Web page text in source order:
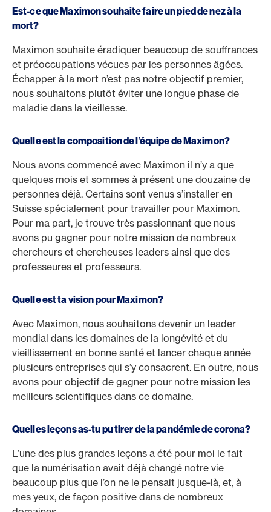
Est-ce que Maximon souhaite faire un pied de nez à la
mort?
Maximon souhaite éradiquer beaucoup de souffrances
et préoccupations vécues par les personnes âgées.
Échapper à la mort n’est pas notre objectif premier,
nous souhaitons plutôt éviter une longue phase de
maladie dans la vieillesse.
Quelle est la composition de l’équipe de Maximon?
Nous avons commencé avec Maximon il n’y a que
quelques mois et sommes à présent une douzaine de
personnes déjà. Certains sont venus s’installer en
Suisse spécialement pour travailler pour Maximon.
Pour ma part, je trouve très passionnant que nous
avons pu gagner pour notre mission de nombreux
chercheurs et chercheuses leaders ainsi que des
professeures et professeurs.
Quelle est ta vision pour Maximon?
Avec Maximon, nous souhaitons devenir un leader
mondial dans les domaines de la longévité et du
vieillissement en bonne santé et lancer chaque année
plusieurs entreprises qui s’y consacrent. En outre, nous
avons pour objectif de gagner pour notre mission les
meilleurs scientifiques dans ce domaine.
Quelles leçons as-tu pu tirer de la pandémie de corona?
L’une des plus grandes leçons a été pour moi le fait
que la numérisation avait déjà changé notre vie
beaucoup plus que l’on ne le pensait jusque-là, et, à
mes yeux, de façon positive dans de nombreux